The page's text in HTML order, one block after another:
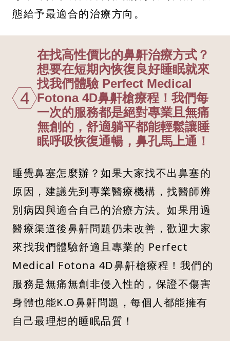
態給予最適合的治療方向。
4
在找高性價比的鼻鼾治療方式？
想要在短期內恢復良好睡眠就來
找我們體驗 Perfect Medical
Fotona 4D鼻鼾槍療程！我們每
一次的服務都是絕對專業且無痛
無創的，舒適躺平都能輕鬆讓睡
眠呼吸恢復通暢，鼻孔馬上通！
睡覺鼻塞怎麼辦？如果大家找不出鼻塞的
原因，建議先到專業醫療機構，找醫師辨
別病因與適合自己的治療方法。如果用過
醫療渠道後鼻鼾問題仍未改善，歡迎大家
來找我們體驗舒適且專業的 Perfect
Medical Fotona 4D鼻鼾槍療程！我們的
服務是無痛無創非侵入性的，保證不傷害
身體也能K.O鼻鼾問題，每個人都能擁有
自己最理想的睡眠品質！